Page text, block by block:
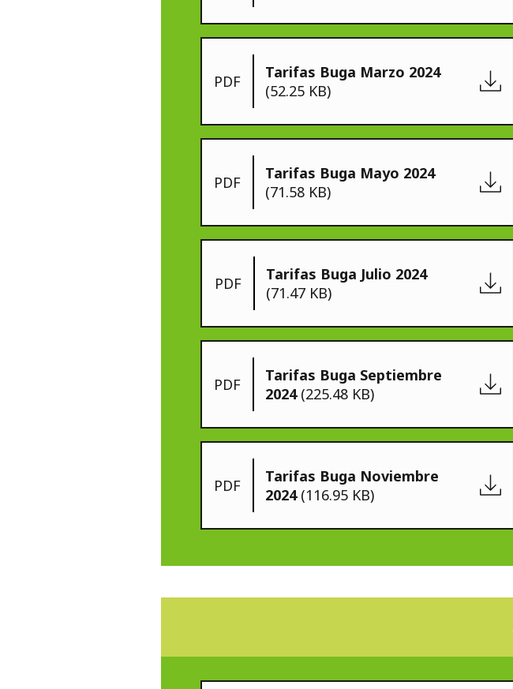
PDF
Tarifas Buga Marzo 2024
(52.25 KB)
PDF
Tarifas Buga Mayo 2024
(71.58 KB)
PDF
Tarifas Buga Julio 2024
(71.47 KB)
PDF
Tarifas Buga Septiembre
2024 (225.48 KB)
PDF
Tarifas Buga Noviembre
2024 (116.95 KB)